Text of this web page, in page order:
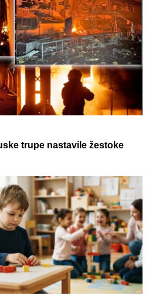
trupe nastavile žestoke